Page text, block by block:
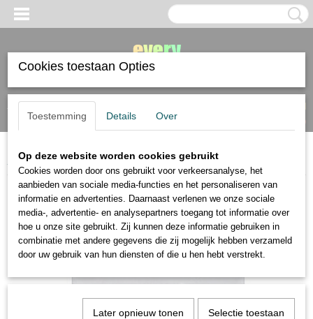
Inloggen Registreren
(0)
Home>tekenmaterialen>paletmes>Daler Rowney 5 plastic paletmessen
Cookies toestaan Opties
Toestemming Details Over
Op deze website worden cookies gebruikt
Cookies worden door ons gebruikt voor verkeersanalyse, het
aanbieden van sociale media-functies en het personaliseren van
informatie en advertenties. Daarnaast verlenen we onze sociale
media-, advertentie- en analysepartners toegang tot informatie over
hoe u onze site gebruikt. Zij kunnen deze informatie gebruiken in
combinatie met andere gegevens die zij mogelijk hebben verzameld
door uw gebruik van hun diensten of die u hen hebt verstrekt.
Later opnieuw tonen Selectie toestaan